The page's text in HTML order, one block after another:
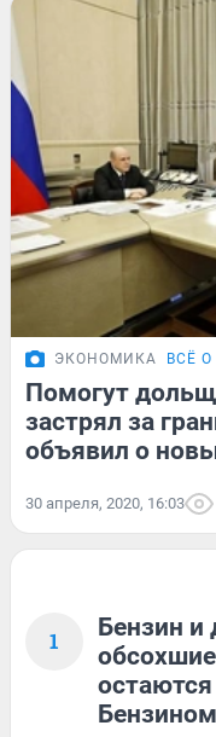
ЭКОНОМИКА ВСЁ
Помогут
застрял за
объявил о
30 апреля, 2020, 16:03
1
Бензин и